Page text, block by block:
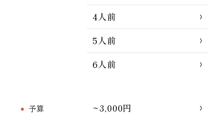
4人前
5人前
6人前
予算
~3,000円